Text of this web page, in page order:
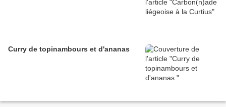
Curry de topinambours et d'ananas